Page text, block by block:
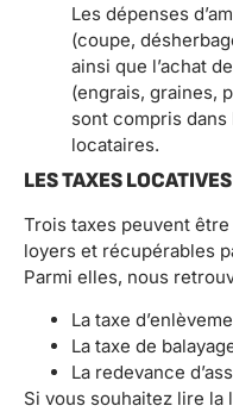
Les dépenses
(coupe,
ainsi que l’achat
(engrais, graines,
sont compris
locataires.
LES TAXES LOCATIVES
Trois taxes peuvent
loyers et récupérables
Parmi elles, nous
La taxe
La taxe de
La redevance
Si vous souhaitez lire